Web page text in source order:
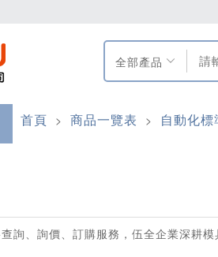
全部產品
首頁 > 商品一覽表 > 自動化
詢、詢價、訂購服務，伍全企業深耕